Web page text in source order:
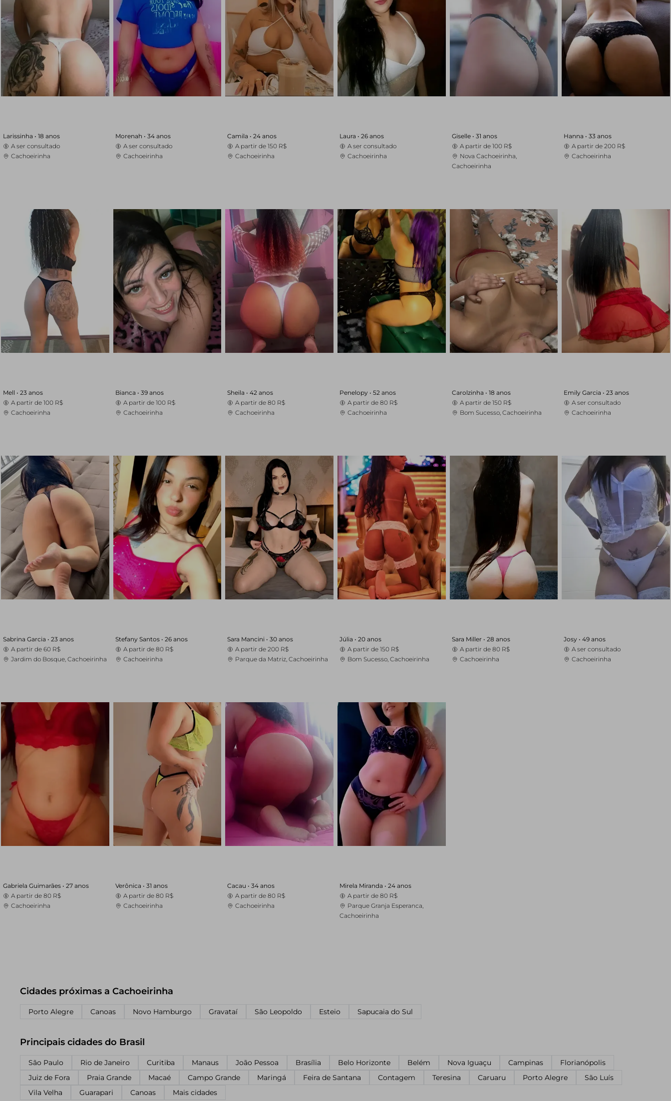
Larissinha • 18 anos
A ser consultado
Cachoeirinha
Morenah • 34 anos
A ser consultado
Cachoeirinha
Camila •24 anos
A partir de150 R$
Cachoeirinha
Laura • 26 anos
A ser consultado
Cachoeirinha
Giselle • 31 anos
A partir de 100 R$
Nova Cachoeirinha,
Cachoeirinha
Hanna •33 anos
A partir de200 R$
Cachoeirinha
Mell • 23 anos
A partir de 100 R$
Cachoeirinha
Bianca • 39 anos
A partir de 100 R$
Cachoeirinha
Sheila •42 anos
A partir de80 R$
Cachoeirinha
Penelopy • 52 anos
A partir de 80 R$
Cachoeirinha
Carolzinha • 18 anos
A partir de 150 R$
Bom Sucesso, Cachoeirinha
Emily Garcia •23 anos
A ser consultado
Cachoeirinha
Sabrina Garcia • 23 anos
A partir de 60 R$
Jardim do Bosque, Cachoeirinha
Stefany Santos • 26 anos
A partir de 80 R$
Cachoeirinha
Sara Mancini •30 anos
A partir de200 R$
Parque da Matriz, Cachoeirinha
Júlia • 20 anos
A partir de 150 R$
Bom Sucesso, Cachoeirinha
Sara Miller • 28 anos
A partir de 80 R$
Cachoeirinha
Josy •49 anos
A ser consultado
Cachoeirinha
Gabriela Guimarães • 27 anos
A partir de 80 R$
Cachoeirinha
Verônica • 31 anos
A partir de 80 R$
Cachoeirinha
Cacau •34 anos
A partir de80 R$
Cachoeirinha
Mirela Miranda • 24 anos
A partir de 80 R$
Parque Granja Esperanca,
Cachoeirinha
Cidades próximas a Cachoeirinha
Porto Alegre Canoas Novo Hamburgo Gravataí São Leopoldo Esteio Sapucaia do Sul
Principais cidades do Brasil
São Paulo Rio de Janeiro Curitiba Manaus João Pessoa Brasília Belo Horizonte Belém Nova Iguaçu Campinas
Florianópolis
Juiz de Fora
Praia Grande Macaé Campo Grande Maringá Feira de Santana Contagem Teresina Caruaru Porto Alegre
São Luís
Vila Velha
Guarapari Canoas Mais cidades